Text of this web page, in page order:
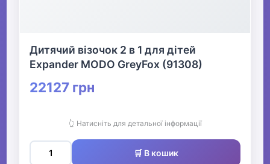
Дитячий візочок 2 в 1 для дітей
Expander MODO GreyFox (91308)
22127 грн
👆 Натисніть для детальної інформації
🛒 В кошик